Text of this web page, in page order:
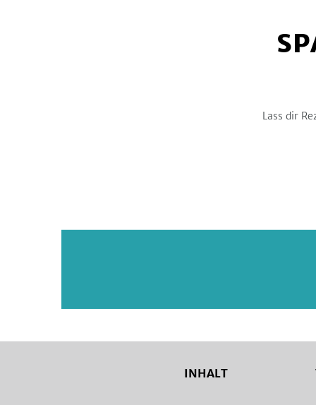
Lass dir
INHALT